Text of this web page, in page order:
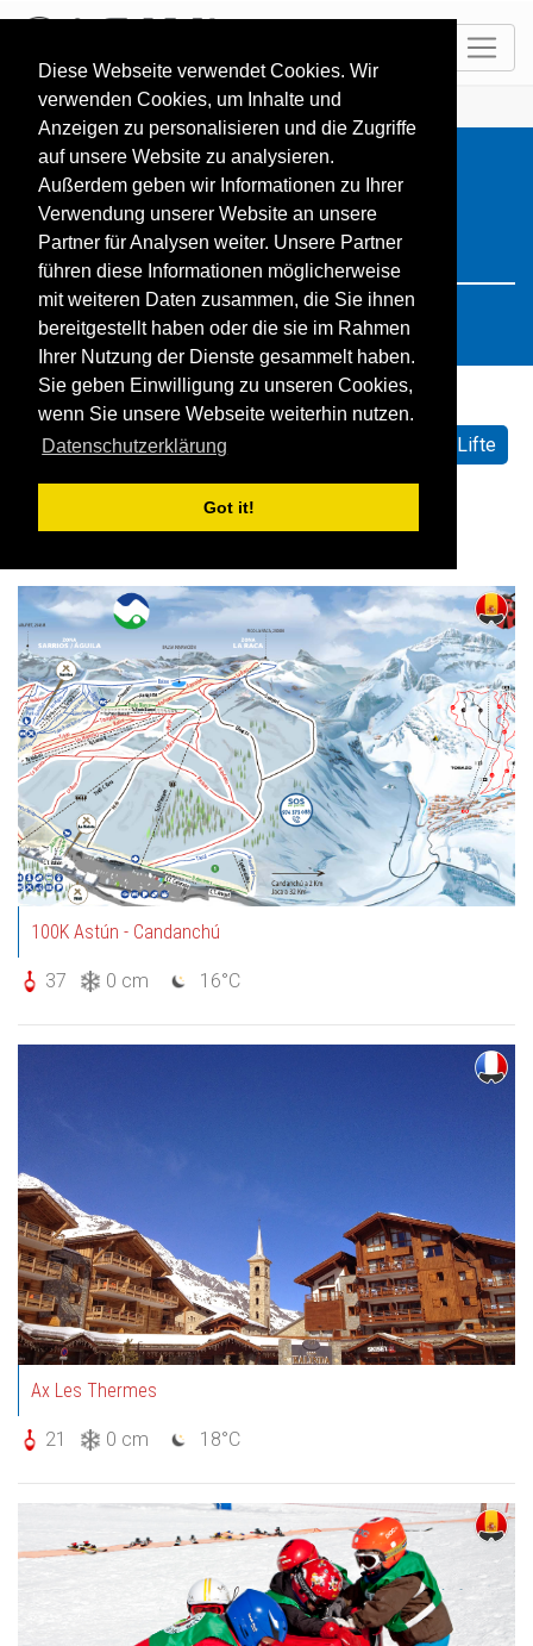
Diese Webseite verwendet Cookies. Wir
verwenden Cookies, um Inhalte und
Anzeigen zu personalisieren und die Zugriffe
auf unsere Website zu analysieren.
Außerdem geben wir Informationen zu Ihrer
Verwendung unserer Website an unsere
Partner für Analysen weiter. Unsere Partner
führen diese Informationen möglicherweise
mit weiteren Daten zusammen, die Sie ihnen
bereitgestellt haben oder die sie im Rahmen
Ihrer Nutzung der Dienste gesammelt haben.
Sie geben Einwilligung zu unseren Cookies,
wenn Sie unsere Webseite weiterhin nutzen.
Datenschutzerklärung
Got it!
HOME Resorts Search: Spanien
Sortieren nach: Standard
Geöffnete Lifte
Schneehöhe
Schneeprognose
100K Astún - Candanchú
37 0 cm 16°C
Ax Les Thermes
21 0 cm 18°C